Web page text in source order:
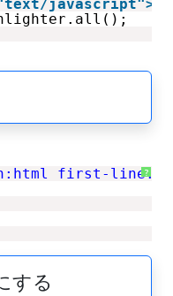
javascript">
?
first-
する